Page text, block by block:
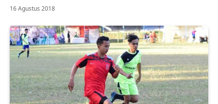
16 Agustus 2018